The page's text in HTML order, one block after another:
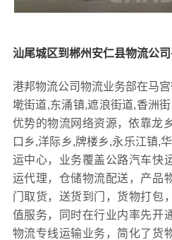
汕尾城区到郴州安仁县物流公
港邦物流公司物流业务部在马
墘街道,东涌镇,遮浪街道,香洲
优势的物流网络资源，依靠龙
口乡,洋际乡,牌楼乡,永乐江镇,
运中心，业务覆盖公路汽车快
运代理，仓储物流配送，产品
门取货，送货到门，货物打包
值服务，同时在行业内率先开
物流专线运输业务，简化了货